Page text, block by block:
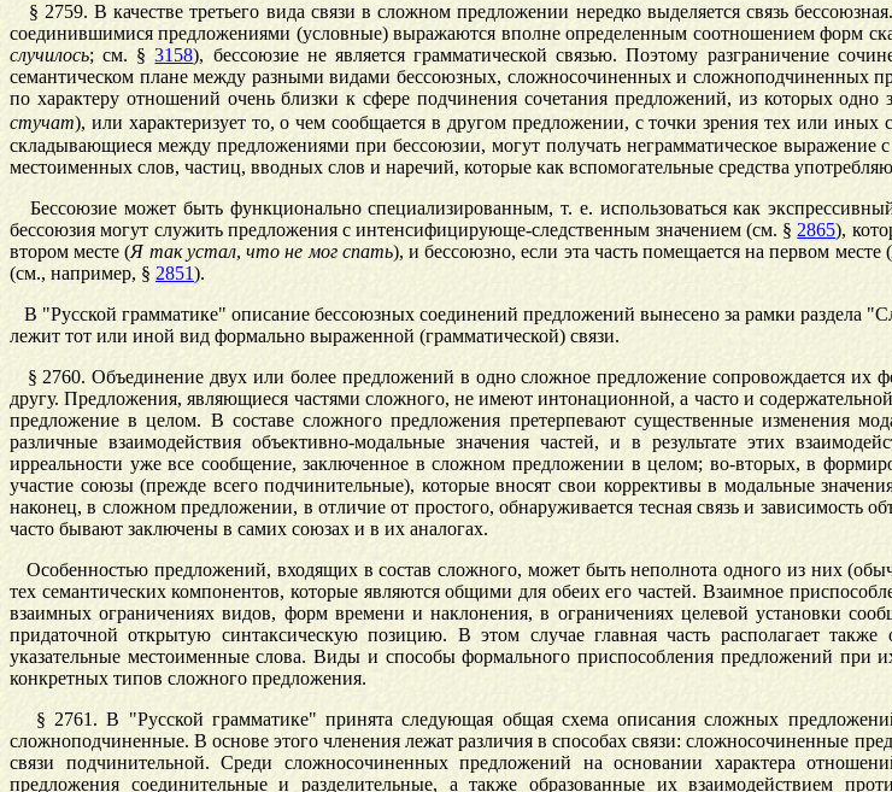
§ 2759. В качестве третьего вида связи в сложном предложении нередко выделяется связь
соединившимися предложениями (условные) выражаются вполне определенным соотношением форм
случилось; см. §3158), бессоюзие не является грамматической связью. Поэтому разграничение
семантическом плане между разными видами бессоюзных, сложносочиненных и сложноподчиненных
по характеру отношений очень близки к сфере подчинения сочетания предложений, из которых одно
стучат), или характеризует то, о чем сообщается в другом предложении, с точки зрения тех или иных
складывающиеся между предложениями при бессоюзии, могут получать неграмматическое
местоименных слов, частиц, вводных слов и наречий, которые как вспомогательные средства
Бессоюзие может быть функционально специализированным, т. е. использоваться как
бессоюзия могут служить предложения с интенсифицирующе-следственным значением (см. § 2865),
втором месте (Я так устал,что не мог спать), и бессоюзно, если эта часть помещается на первом месте (
(см., например, § 2851).
В "Русской грамматике" описание бессоюзных соединений предложений вынесено за рамки раздела
лежит тот или иной вид формально выраженной (грамматической) связи.
§2760. Объединение двух или более предложений в одно сложное предложение сопровождается
другу. Предложения, являющиеся частями сложного, не имеют интонационной, а часто и
предложение в целом. В составе сложного предложения претерпевают существенные изменения
различные взаимодействия объективно-модальные значения частей, и в результате этих
ирреальности уже все сообщение, заключенное в сложном предложении в целом; во-вторых, в
участие союзы (прежде всего подчинительные), которые вносят свои коррективы в модальные
наконец, в сложном предложении, в отличие от простого, обнаруживается тесная связь и зависимость
часто бывают заключены в самих союзах и в их аналогах.
Особенностью предложений, входящих в состав сложного, может быть неполнота одного из них
тех семантических компонентов, которые являются общими для обеих его частей. Взаимное
взаимных ограничениях видов, форм времени и наклонения, в ограничениях целевой установки
придаточной открытую синтаксическую позицию. В этом случае главная часть располагает
указательные местоименные слова. Виды и способы формального приспособления предложений
конкретных типов сложного предложения.
§2761 . В "Русской грамматике" принята следующая общая схема описания сложных
сложноподчиненные. В основе этого членения лежат различия в способах связи: сложносочиненные
связи подчинительной. Среди сложносочиненных предложений на основании характера
предложения соединительные и разделительные, а также образованные их взаимодействием